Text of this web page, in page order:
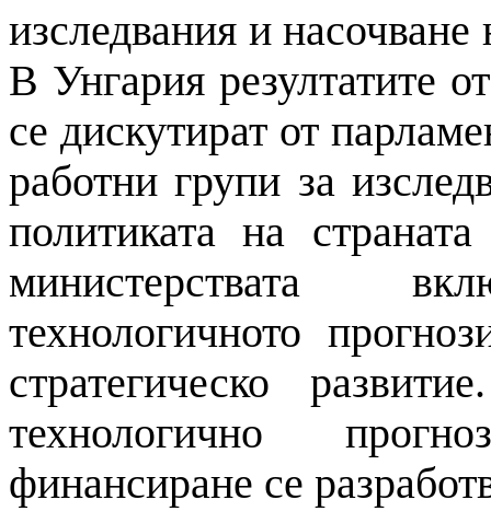
изследвания инасочване
В Унгария резултатите
се дискутират от
работни групи за
политикатана
министерствата
технологичното
стратегическо
технологично
финансиране се